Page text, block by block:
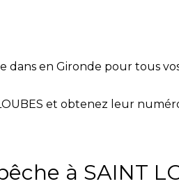
dans en Gironde pour tous
et obtenez leur
à SAINT